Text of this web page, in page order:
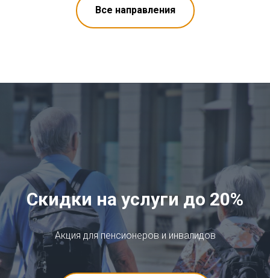
Все направления
Скидки на услуги до 20%
Акция для пенсионеров и инвалидов